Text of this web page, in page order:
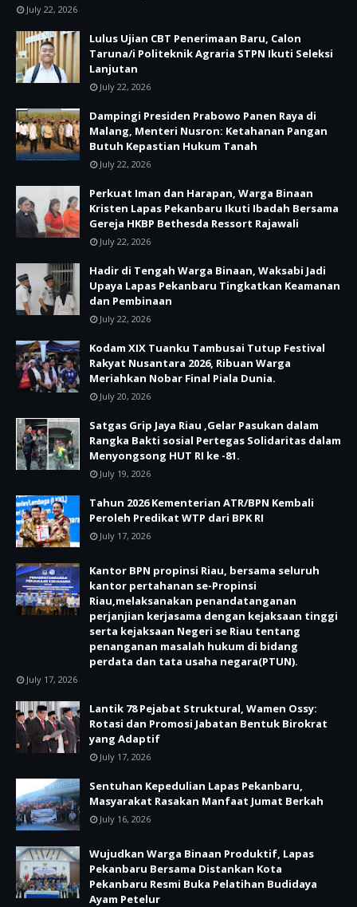
July 22, 2026
Lulus Ujian CBT Penerimaan Baru, Calon
Taruna/i Politeknik Agraria STPN Ikuti Seleksi
Lanjutan
July 22, 2026
Dampingi Presiden Prabowo Panen Raya di
Malang, Menteri Nusron: Ketahanan Pangan
Butuh Kepastian Hukum Tanah
July 22, 2026
Perkuat Iman dan Harapan, Warga Binaan
Kristen Lapas Pekanbaru Ikuti Ibadah Bersama
Gereja HKBP Bethesda Ressort Rajawali
July 22, 2026
Hadir di Tengah Warga Binaan, Waksabi Jadi
Upaya Lapas Pekanbaru Tingkatkan Keamanan
dan Pembinaan
July 22, 2026
Kodam XIX Tuanku Tambusai Tutup Festival
Rakyat Nusantara 2026, Ribuan Warga
Meriahkan Nobar Final Piala Dunia.
July 20, 2026
Satgas Grip Jaya Riau ,Gelar Pasukan dalam
Rangka Bakti sosial Pertegas Solidaritas dalam
Menyongsong HUT RI ke -81.
July 19, 2026
Tahun 2026 Kementerian ATR/BPN Kembali
Peroleh Predikat WTP dari BPK RI
July 17, 2026
Kantor BPN propinsi Riau, bersama seluruh
kantor pertahanan se-Propinsi
Riau,melaksanakan penandatanganan
perjanjian kerjasama dengan kejaksaan tinggi
serta kejaksaan Negeri se Riau tentang
penanganan masalah hukum di bidang
perdata dan tata usaha negara(PTUN).
July 17, 2026
Lantik 78 Pejabat Struktural, Wamen Ossy:
Rotasi dan Promosi Jabatan Bentuk Birokrat
yang Adaptif
July 17, 2026
Sentuhan Kepedulian Lapas Pekanbaru,
Masyarakat Rasakan Manfaat Jumat Berkah
July 16, 2026
Wujudkan Warga Binaan Produktif, Lapas
Pekanbaru Bersama Distankan Kota
Pekanbaru Resmi Buka Pelatihan Budidaya
Ayam Petelur